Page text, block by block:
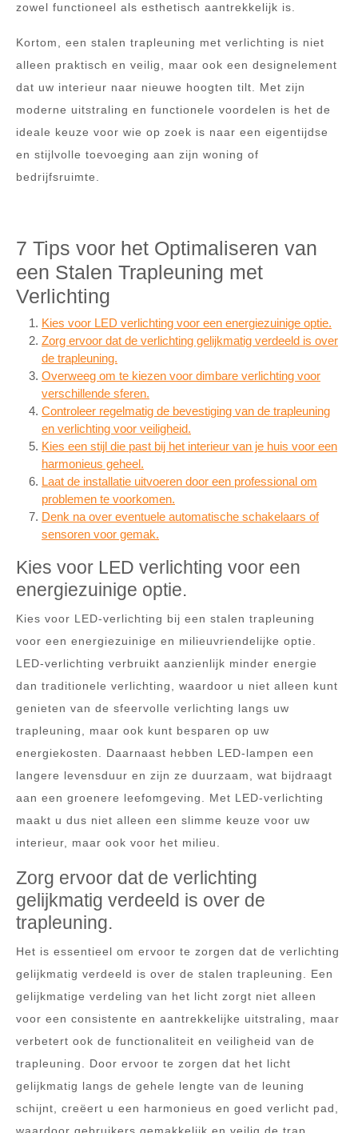
zowel functioneel als esthetisch aantrekkelijk is.
Kortom, een stalen trapleuning met verlichting is niet
alleen praktisch en veilig, maar ook een designelement
dat uw interieur naar nieuwe hoogten tilt. Met zijn
moderne uitstraling en functionele voordelen is het de
ideale keuze voor wie op zoek is naar een eigentijdse
en stijlvolle toevoeging aan zijn woning of
bedrijfsruimte.
7 Tips voor het Optimaliseren van
een Stalen Trapleuning met
Verlichting
Kies voor LED verlichting voor een energiezuinige optie.
Zorg ervoor dat de verlichting gelijkmatig verdeeld is over
de trapleuning.
Overweeg om te kiezen voor dimbare verlichting voor
verschillende sferen.
Controleer regelmatig de bevestiging van de trapleuning
en verlichting voor veiligheid.
Kies een stijl die past bij het interieur van je huis voor een
harmonieus geheel.
Laat de installatie uitvoeren door een professional om
problemen te voorkomen.
Denk na over eventuele automatische schakelaars of
sensoren voor gemak.
Kies voor LED verlichting voor een
energiezuinige optie.
Kies voor LED-verlichting bij een stalen trapleuning
voor een energiezuinige en milieuvriendelijke optie.
LED-verlichting verbruikt aanzienlijk minder energie
dan traditionele verlichting, waardoor u niet alleen kunt
genieten van de sfeervolle verlichting langs uw
trapleuning, maar ook kunt besparen op uw
energiekosten. Daarnaast hebben LED-lampen een
langere levensduur en zijn ze duurzaam, wat bijdraagt
aan een groenere leefomgeving. Met LED-verlichting
maakt u dus niet alleen een slimme keuze voor uw
interieur, maar ook voor het milieu.
Zorg ervoor dat de verlichting
gelijkmatig verdeeld is over de
trapleuning.
Het is essentieel om ervoor te zorgen dat de verlichting
gelijkmatig verdeeld is over de stalen trapleuning. Een
gelijkmatige verdeling van het licht zorgt niet alleen
voor een consistente en aantrekkelijke uitstraling, maar
verbetert ook de functionaliteit en veiligheid van de
trapleuning. Door ervoor te zorgen dat het licht
gelijkmatig langs de gehele lengte van de leuning
schijnt, creëert u een harmonieus en goed verlicht pad,